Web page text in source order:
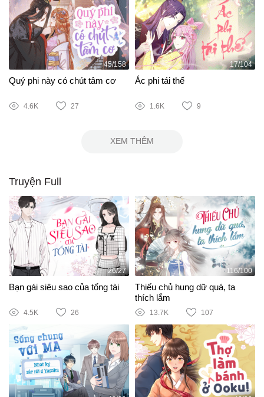
45/158
Quý phi này có chút tâm cơ
4.6K 27
17/104
Ác phi tái thế
1.6K 9
XEM THÊM
Truyện Full
26/27
Bạn gái siêu sao của tổng tài
4.5K 26
116/100
Thiếu chủ hung dữ quá, ta
thích lắm
13.7K 107